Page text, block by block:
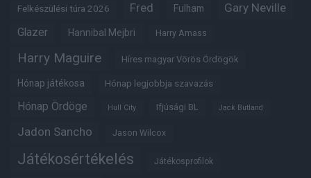
Felkészülési túra 2026 Fred Fulham Gary Neville
Glazer Hannibal Mejbri Harry Amass
Harry Maguire Híres magyar Vörös Ördögök
Hónap játékosa Hónap legjobbja szavazás
Hónap Ördöge Hull City Ifjúsági BL Jack Butland
Jadon Sancho Jason Wilcox
Játékosértékelés Játékosprofilok